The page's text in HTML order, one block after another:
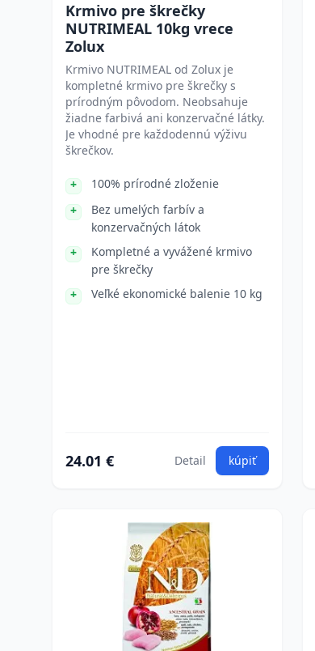
Krmivo pre škrečky
NUTRIMEAL 10kg vrece
Zolux
Krmivo NUTRIMEAL od Zolux je
kompletné krmivo pre škrečky s
prírodným pôvodom. Neobsahuje
žiadne farbivá ani konzervačné látky.
Je vhodné pre každodennú výživu
škrečkov.
100% prírodné zloženie
Bez umelých farbív a
konzervačných látok
Kompletné a vyvážené krmivo
pre škrečky
Veľké ekonomické balenie 10 kg
24.01 € Detail kúpiť